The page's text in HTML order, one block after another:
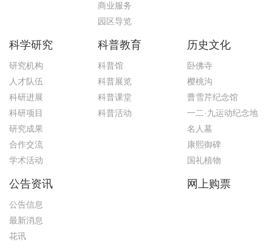
商业服务
园区导览
科学研究
研究机构
人才队伍
科研进展
科研项目
研究成果
合作交流
学术活动
科普教育
科普馆
科普展览
科普课堂
科普活动
历史文化
卧佛寺
樱桃沟
曹雪芹纪念馆
一二·九运动纪念地
名人墓
康熙御碑
国礼植物
公告资讯
公告信息
最新消息
花讯
网上购票